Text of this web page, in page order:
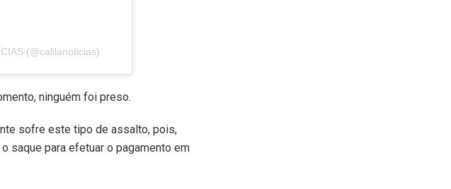
(@calilanoticias)
ninguém foi preso.
sofre este tipo de assalto, pois,
saque para efetuar o pagamento em